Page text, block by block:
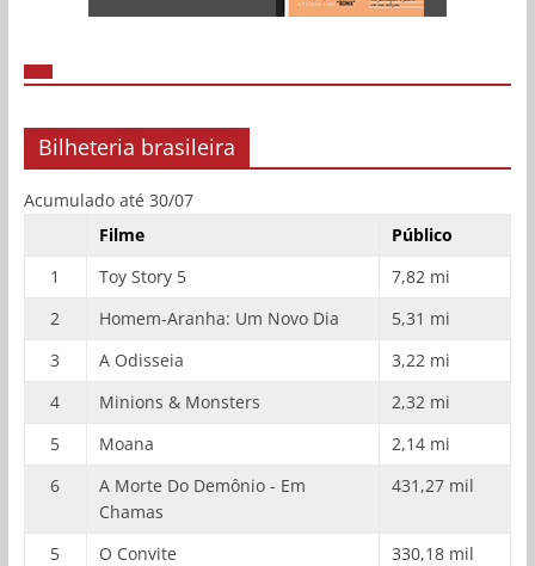
Bilheteria brasileira
Acumulado até 30/07
Filme
Público
1
Toy Story 5
7,82 mi
2
Homem-Aranha: Um Novo Dia
5,31 mi
3
A Odisseia
3,22 mi
4
Minions & Monsters
2,32 mi
5
Moana
2,14 mi
6
A Morte Do Demônio - Em
Chamas
431,27 mil
5 O Convite
330,18 mil